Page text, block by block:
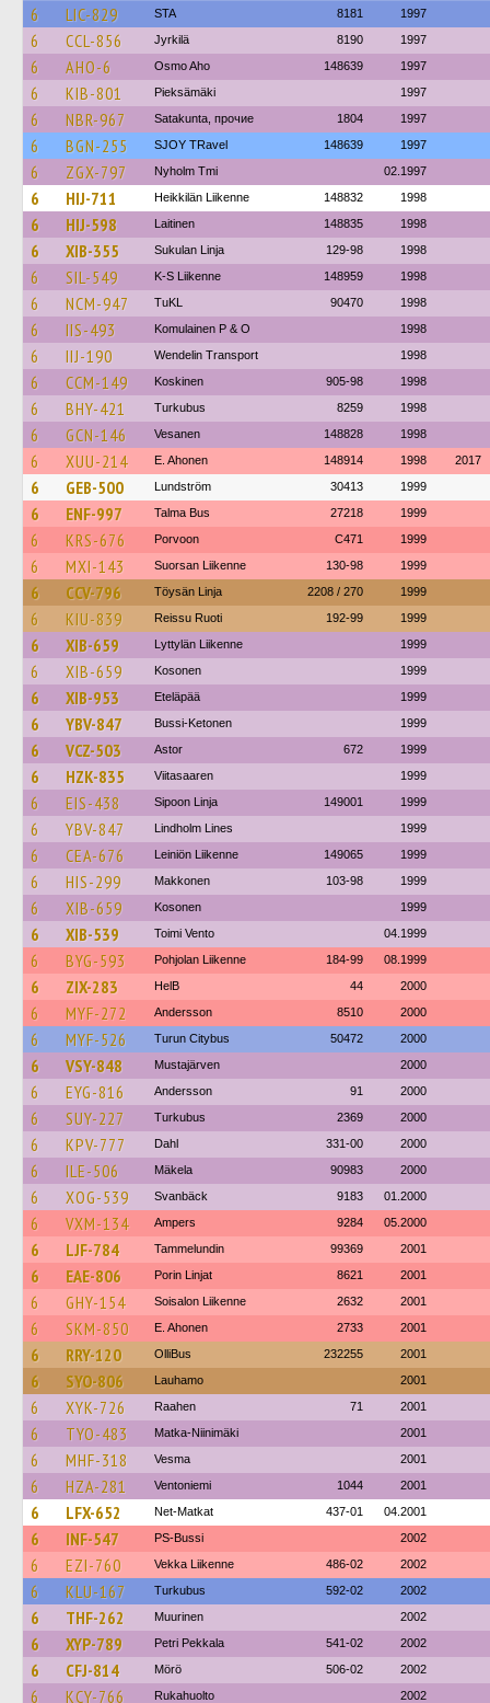
6 LIC-829 STA 8181 1997
6 CCL-856 Jyrkilä 8190 1997
6 AHO-6 Osmo Aho 148639 1997
6 KIB-801 Pieksämäki 1997
6 NBR-967 Satakunta, прочие 1804 1997
6 BGN-255 SJOY TRavel 148639 1997
6 ZGX-797 Nyholm Tmi 02.1997
6 HIJ-711 Heikkilän Liikenne 148832 1998
6 HIJ-598 Laitinen 148835 1998
6 XIB-355 Sukulan Linja 129-98 1998
6 SIL-549 K-S Liikenne 148959 1998
6 NCM-947 TuKL 90470 1998
6 IIS-493 Komulainen P & O 1998
6 IIJ-190 Wendelin Transport 1998
6 CCM-149 Koskinen 905-98 1998
6 BHY-421 Turkubus 8259 1998
6 GCN-146 Vesanen 148828 1998
6 XUU-214 E. Ahonen 148914 1998 2017
6 GEB-500 Lundström 30413 1999
6 ENF-997 Talma Bus 27218 1999
6 KRS-676 Porvoon C471 1999
6 MXI-143 Suorsan Liikenne 130-98 1999
6 CCV-796 Töysän Linja 2208 / 270 1999
6 KIU-839 Reissu Ruoti 192-99 1999
6 XIB-659 Lyttylän Liikenne 1999
6 XIB-659 Kosonen 1999
6 XIB-953 Eteläpää 1999
6 YBV-847 Bussi-Ketonen 1999
6 VCZ-503 Astor 672 1999
6 HZK-835 Viitasaaren 1999
6 EIS-438 Sipoon Linja 149001 1999
6 YBV-847 Lindholm Lines 1999
6 CEA-676 Leiniön Liikenne 149065 1999
6 HIS-299 Makkonen 103-98 1999
6 XIB-659 Kosonen 1999
6 XIB-539 Toimi Vento 04.1999
6 BYG-593 Pohjolan Liikenne 184-99 08.1999
6 ZIX-283 HelB 44 2000
6 MYF-272 Andersson 8510 2000
6 MYF-526 Turun Citybus 50472 2000
6 VSY-848 Mustajärven 2000
6 EYG-816 Andersson 91 2000
6 SUY-227 Turkubus 2369 2000
6 KPV-777 Dahl 331-00 2000
6 ILE-506 Mäkela 90983 2000
6 XOG-539 Svanbäck 9183 01.2000
6 VXM-134 Ampers 9284 05.2000
6 LJF-784 Tammelundin 99369 2001
6 EAE-806 Porin Linjat 8621 2001
6 GHY-154 Soisalon Liikenne 2632 2001
6 SKM-850 E. Ahonen 2733 2001
6 RRY-120 OlliBus 232255 2001
6 SYO-806 Lauhamo 2001
6 XYK-726 Raahen 71 2001
6 TYO-483 Matka-Niinimäki 2001
6 MHF-318 Vesma 2001
6 HZA-281 Ventoniemi 1044 2001
6 LFX-652 Net-Matkat 437-01 04.2001
6 INF-547 PS-Bussi 2002
6 EZI-760 Vekka Liikenne 486-02 2002
6 KLU-167 Turkubus 592-02 2002
6 THF-262 Muurinen 2002
6 XYP-789 Petri Pekkala 541-02 2002
6 CFJ-814 Mörö 506-02 2002
6 KCY-766 Rukahuolto 2002